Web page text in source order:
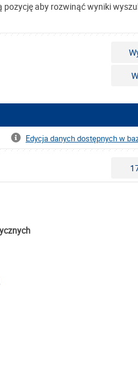
aby rozwinąć wyniki
Edycja danych dostępnych w